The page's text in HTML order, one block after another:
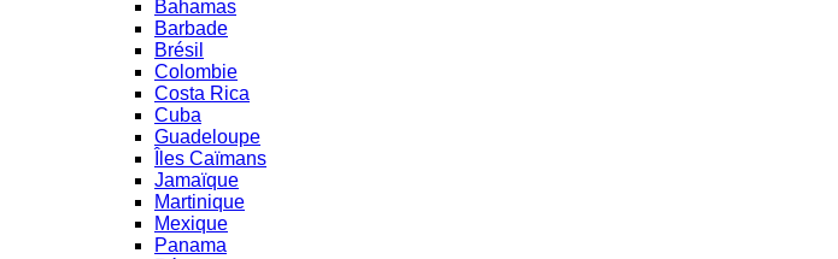
Bahamas
Barbade
Brésil
Colombie
Costa Rica
Cuba
Guadeloupe
Îles Caïmans
Jamaïque
Martinique
Mexique
Panama